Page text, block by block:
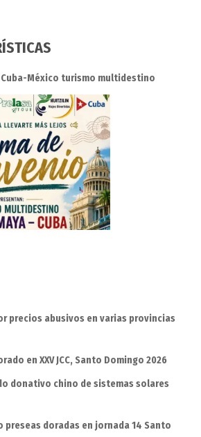
México turismo multidestino
precios abusivos en varias provincias
en XXV JCC, Santo Domingo 2026
donativo chino de sistemas solares
preseas doradas en jornada 14 Santo